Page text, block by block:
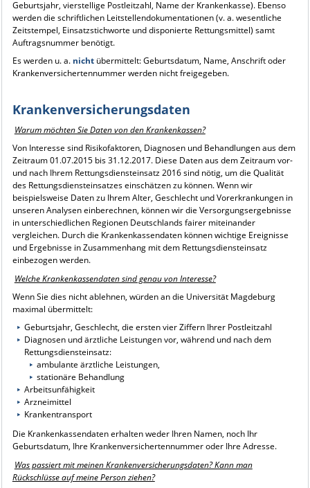
Geburtsjahr, vierstellige Postleitzahl, Name der Krankenkasse). Ebenso
werden die schriftlichen Leitstellendokumentationen (v. a. wesentliche
Zeitstempel, Einsatzstichworte und disponierte Rettungsmittel) samt
Auftragsnummer benötigt.
Es werden u. a. nichtübermittelt: Geburtsdatum, Name, Anschrift oder
Krankenversichertennummer werden nicht freigegeben.
Krankenversicherungsdaten
Warum möchten Sie Daten von den Krankenkassen?
Von Interesse sind Risikofaktoren, Diagnosen und Behandlungen aus dem
Zeitraum 01.07.2015 bis 31.12.2017. Diese Daten aus dem Zeitraum vor-
und nach Ihrem Rettungsdiensteinsatz 2016 sind nötig, um die Qualität
des Rettungsdiensteinsatzes einschätzen zu können. Wenn wir
beispielsweise Daten zu Ihrem Alter, Geschlecht und Vorerkrankungen in
unseren Analysen einberechnen, können wir die Versorgungsergebnisse
in unterschiedlichen Regionen Deutschlands fairer miteinander
vergleichen. Durch die Krankenkassendaten können wichtige Ereignisse
und Ergebnisse in Zusammenhang mit dem Rettungsdiensteinsatz
einbezogen werden.
Welche Krankenkassendaten sind genau von Interesse?
Wenn Sie dies nicht ablehnen, würden an die Universität Magdeburg
maximal übermittelt:
Geburtsjahr, Geschlecht, die ersten vier Ziffern Ihrer Postleitzahl
Diagnosen und ärztliche Leistungen vor, während und nach dem
Rettungsdiensteinsatz:
ambulante ärztliche Leistungen,
stationäre Behandlung
Arbeitsunfähigkeit
Arzneimittel
Krankentransport
Die Krankenkassendaten erhalten weder Ihren Namen, noch Ihr
Geburtsdatum, Ihre Krankenversichertennummer oder Ihre Adresse.
Was passiert mit meinen Krankenversicherungsdaten? Kann man
Rückschlüsse auf meine Person ziehen?